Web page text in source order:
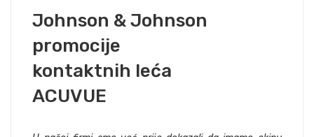
Johnson & Johnson
promocije
kontaktnih leća
ACUVUE